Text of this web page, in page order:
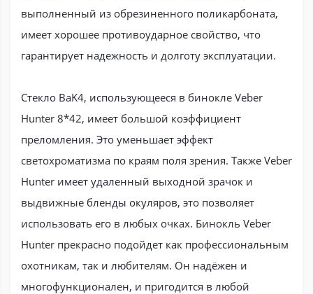
выполненный из обрезиненного поликарбоната,
имеет хорошее противоударное свойство, что
гарантирует надежность и долготу эксплуатации.
Стекло BaK4, использующееся в бинокле Veber
Hunter 8*42, имеет большой коэффициент
преломления. Это уменьшает эффект
светохроматизма по краям поля зрения. Также Veber
Hunter имеет удаленный выходной зрачок и
выдвижные бленды окуляров, это позволяет
использовать его в любых очках. Бинокль Veber
Hunter прекрасно подойдет как профессиональным
охотникам, так и любителям. Он надёжен и
многофункционален, и пригодится в любой